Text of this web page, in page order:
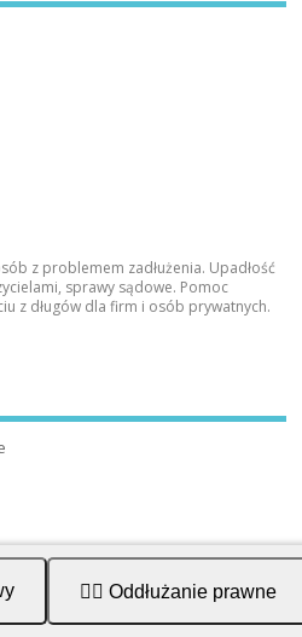
👨‍⚖️ Oddłużanie prawne
z problemem zadłużenia. Upadłość
sprawy sądowe. Pomoc
z długów dla firm i osób prywatnych.